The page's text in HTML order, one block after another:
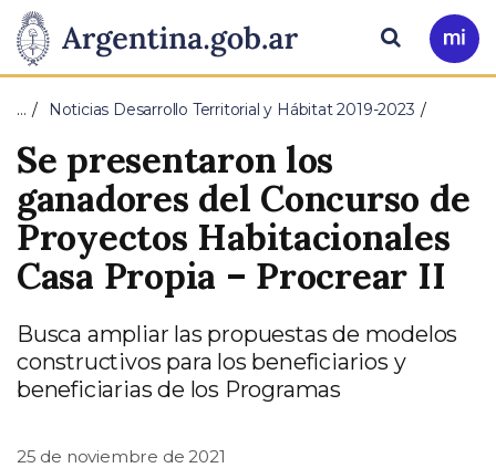
Presidencia
de
la
Nación
Pasar al contenido principal
Ir
a
Buscar
… Noticias Desarrollo Territorial y Hábitat 2019-2023
Se presentaron los
ganadores del Concurso de
Proyectos Habitacionales
Casa Propia – Procrear II
Busca ampliar las propuestas de modelos
constructivos para los beneficiarios y
beneficiarias de los Programas
25 de noviembre de 2021